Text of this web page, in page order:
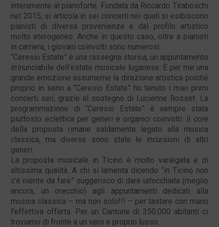
interamente al pianoforte. Fondata da Riccardo Tiraboschi
nel 2015, si articola in sei concerti nei quali si esibiscono
pianisti di diversa provenienza e dal profilo artistico
molto eterogeneo. Anche in questo caso, oltre a pianisti
in carriera, i giovani coinvolti sono numerosi.
“Ceresio Estate” è una rassegna storica, un appuntamento
irrinunciabile dell’estate musicale luganese. È per me una
grande emozione assumerne la direzione artistica poiché
proprio in seno a “Ceresio Estate” ho tenuto i miei primi
concerti seri, grazie al sostegno di Lucienne Rosset. La
programmazione di “Ceresio Estate” è sempre stata
piuttosto eclettica per generi e organici coinvolti: il core
della proposta rimane saldamente legato alla musica
classica, ma diverse sono state le incursioni di altri
generi.
La proposta musicale in Ticino è molto variegata e di
altissima qualità. A chi si lamenta dicendo “in Ticino non
c’è niente da fare” suggerisco di dare un’occhiata (meglio
ancora, un orecchio) agli appuntamenti dedicati alla
musica classica – ma non solo!!! – per tastare con mano
l’effettiva offerta. Per un Cantone di 350.000 abitanti ci
troviamo di fronte a un vero e proprio lusso.